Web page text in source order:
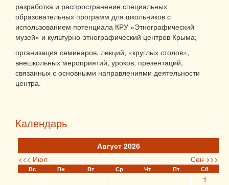
разработка и распространение специальных
образовательных программ для школьников с
использованием потенциала КРУ «Этнографический
музей» и культурно-этнографический центров Крыма;
организация семинаров, лекций, «круглых столов»,
внешкольных мероприятий, уроков, презентаций,
связанных с основными направлениями деятельности
центра.
Календарь
Август 2026
<<< Июл
Сен >>>
Вс Пн Вт Ср Чт Пт Сб
1